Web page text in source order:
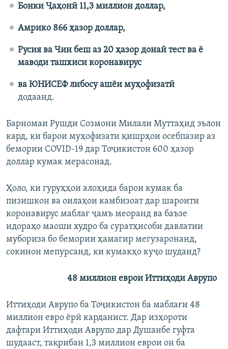
Бонки Ҷаҳонӣ 11,3 миллион доллар,
Амрико 866 ҳазор доллар,
Русия ва Чин беш аз 20 ҳазор донаӣ тест ва ё
маводи ташхиси коронавирус
ва ЮНИСЕФ либосу ашёи муҳофизатӣ
додаанд.
Барномаи Рушди Созмони Милали Муттаҳид эълон
кард, ки барои муҳофизати қишрҳои осебпазир аз
бемории COVID-19 дар Тоҷикистон 600 ҳазор
доллар кумак мерасонад.
Ҳоло, ки гуруҳҳои алоҳида барои кумак ба
пизишкон ва оилаҳои камбизоат дар шароити
коронавирус маблағ ҷамъ меоранд ва баъзе
идораҳо маоши худро ба суратҳисоби давлатии
мубориза бо бемории ҳамагир мегузаронанд,
сокинон мепурсанд, ки кумакҳо куҷо шуданд?
48 миллион еврои Иттиҳоди Аврупо
Иттиҳоди Аврупо ба Тоҷикистон ба маблағи 48
миллион евро ёрӣ карданист. Дар изҳороти
дафтари Иттиҳоди Аврупо дар Душанбе гуфта
шудааст, тақрибан 1,3 миллион еврои он ба